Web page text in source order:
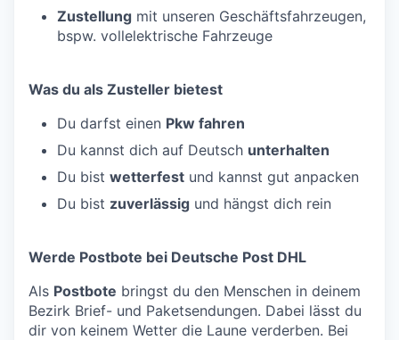
Zustellung mit unseren Geschäftsfahrzeugen,
bspw. vollelektrische Fahrzeuge
Was du als Zusteller bietest
Du darfst einen Pkw fahren
Du kannst dich auf Deutsch unterhalten
Du bist wetterfest und kannst gut anpacken
Du bist zuverlässig und hängst dich rein
Werde Postbote bei Deutsche Post DHL
Als Postbote bringst du den Menschen in deinem
Bezirk Brief- und Paketsendungen. Dabei lässt du
dir von keinem Wetter die Laune verderben. Bei